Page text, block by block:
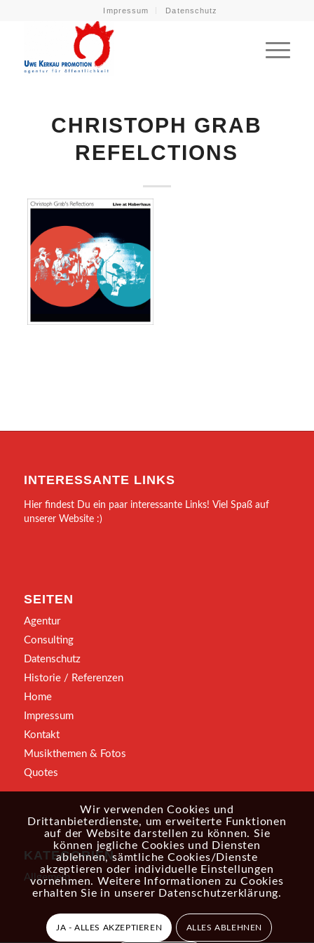
Impressum Datenschutz
CHRISTOPH GRAB
REFELCTIONS
INTERESSANTE LINKS
Hier findest Du ein paar interessante Links! Viel Spaß auf
unserer Website :)
SEITEN
Agentur
Consulting
Datenschutz
Historie / Referenzen
Home
Impressum
Kontakt
Musikthemen & Fotos
Quotes
KATEGORIEN
Allgemein
Wir verwenden Cookies und
Drittanbieterdienste, um erweiterte Funktionen
auf der Website darstellen zu können. Sie
können jegliche Cookies und Diensten
ablehnen, sämtliche Cookies/Dienste
akzeptieren oder individuelle Einstellungen
vornehmen. Weitere Informationen zu Cookies
erhalten Sie in unserer Datenschutzerklärung.
JA - ALLES AKZEPTIEREN ALLES ABLEHNEN